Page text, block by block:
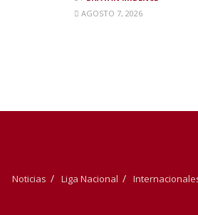
AGOSTO 7, 2026
Noticias Liga Nacional